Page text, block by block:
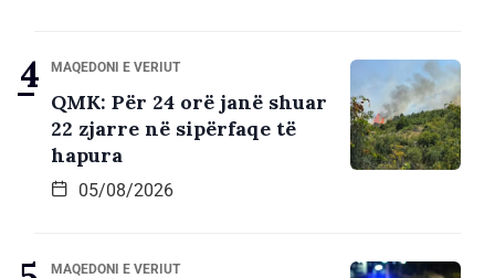
MAQEDONI E VERIUT
QMK: Për 24 orë janë shuar
22 zjarre në sipërfaqe të
hapura
05/08/2026
MAQEDONI E VERIUT